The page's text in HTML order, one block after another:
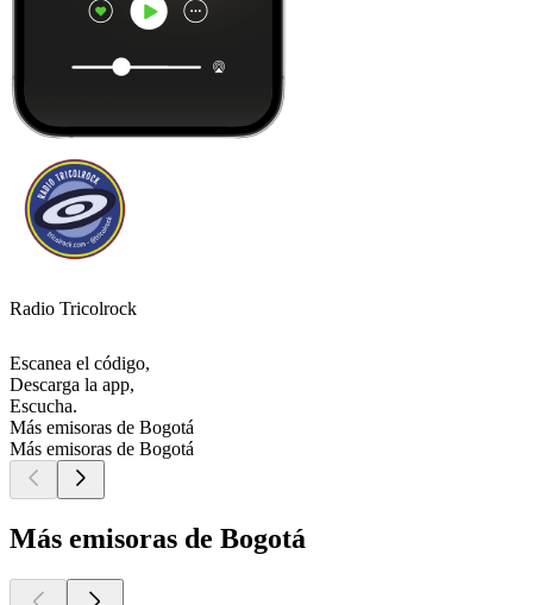
Radio Tricolrock
Escanea el código,
Descarga la app,
Escucha.
Más emisoras de Bogotá
Más emisoras de Bogotá
Más emisoras de Bogotá